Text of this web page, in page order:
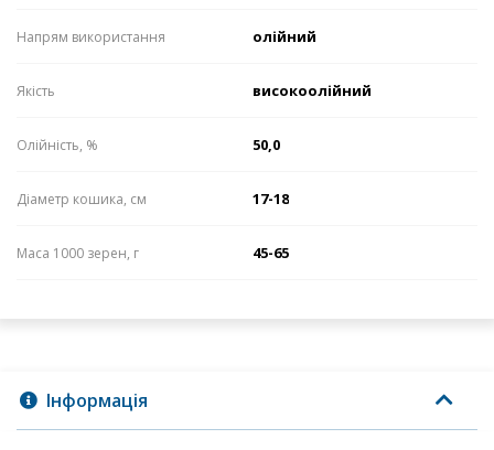
Напрям використання олійний
Якість високоолійний
Олійність, % 50,0
Діаметр кошика, см 17-18
Маса 1000 зерен, г 45-65
Інформація